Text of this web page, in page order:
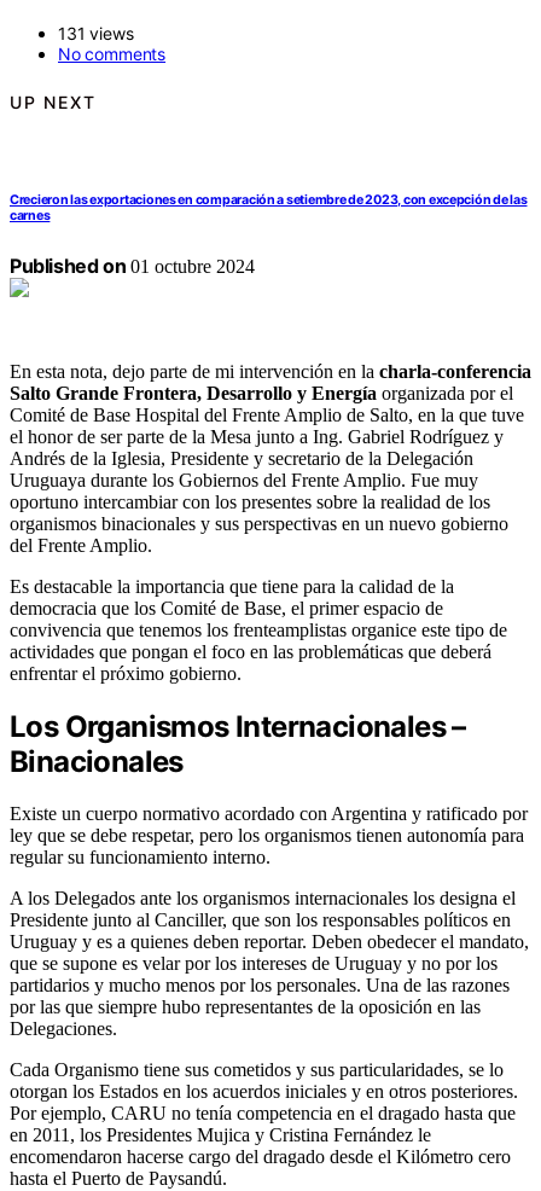
131 views
No comments
UP NEXT
Crecieron las exportaciones en comparación a setiembre de 2023, con excepción de las
carnes
Published on 01 octubre 2024
En esta nota, dejo parte de mi intervención en la charla-conferencia
Salto Grande Frontera, Desarrollo y Energía organizada por el
Comité de Base Hospital del Frente Amplio de Salto, en la que tuve
el honor de ser parte de la Mesa junto a Ing. Gabriel Rodríguez y
Andrés de la Iglesia, Presidente y secretario de la Delegación
Uruguaya durante los Gobiernos del Frente Amplio. Fue muy
oportuno intercambiar con los presentes sobre la realidad de los
organismos binacionales y sus perspectivas en un nuevo gobierno
del Frente Amplio.
Es destacable la importancia que tiene para la calidad de la
democracia que los Comité de Base, el primer espacio de
convivencia que tenemos los frenteamplistas organice este tipo de
actividades que pongan el foco en las problemáticas que deberá
enfrentar el próximo gobierno.
Los Organismos Internacionales –
Binacionales
Existe un cuerpo normativo acordado con Argentina y ratificado por
ley que se debe respetar, pero los organismos tienen autonomía para
regular su funcionamiento interno.
A los Delegados ante los organismos internacionales los designa el
Presidente junto al Canciller, que son los responsables políticos en
Uruguay y es a quienes deben reportar. Deben obedecer el mandato,
que se supone es velar por los intereses de Uruguay y no por los
partidarios y mucho menos por los personales. Una de las razones
por las que siempre hubo representantes de la oposición en las
Delegaciones.
Cada Organismo tiene sus cometidos y sus particularidades, se lo
otorgan los Estados en los acuerdos iniciales y en otros posteriores.
Por ejemplo, CARU no tenía competencia en el dragado hasta que
en 2011, los Presidentes Mujica y Cristina Fernández le
encomendaron hacerse cargo del dragado desde el Kilómetro cero
hasta el Puerto de Paysandú.